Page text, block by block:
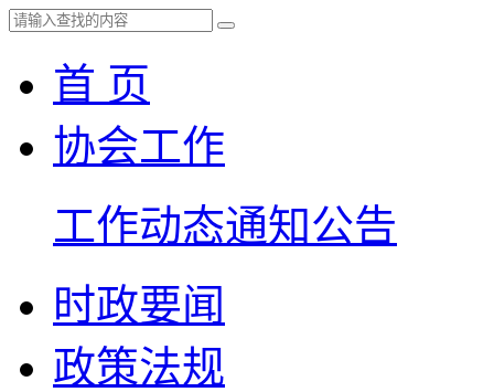
首 页
协会工作
工作动态通知公告
时政要闻
政策法规